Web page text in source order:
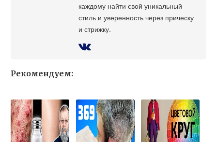
каждому найти свой уникальный
стиль и уверенность через прическу
и стрижку.
Рекомендуем: